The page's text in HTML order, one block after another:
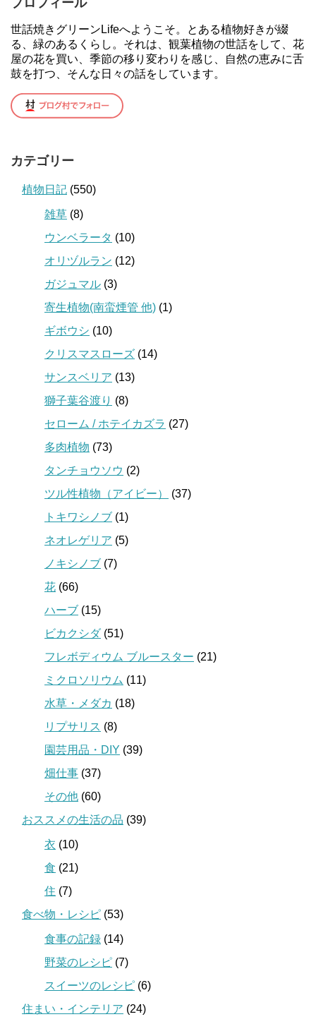
プロフィール
世話焼きグリーンLifeへようこそ。とある植物好きが綴
る、緑のあるくらし。それは、観葉植物の世話をして、花
屋の花を買い、季節の移り変わりを感じ、自然の恵みに舌
鼓を打つ、そんな日々の話をしています。
カテゴリー
植物日記 (550)
雑草 (8)
ウンベラータ (10)
オリヅルラン (12)
ガジュマル (3)
寄生植物(南蛮煙管 他) (1)
ギボウシ (10)
クリスマスローズ (14)
サンスベリア (13)
獅子葉谷渡り (8)
セローム / ホテイカズラ (27)
多肉植物 (73)
タンチョウソウ (2)
ツル性植物（アイビー）
(37)
トキワシノブ (1)
ネオレゲリア (5)
ノキシノブ (7)
花 (66)
ハーブ (15)
ビカクシダ(51)
フレボディウム ブルースター (21)
ミクロソリウム (11)
水草・メダカ (18)
リプサリス (8)
園芸用品・DIY (39)
畑仕事 (37)
その他 (60)
おススメの生活の品 (39)
衣 (10)
食 (21)
住 (7)
食べ物・レシピ (53)
食事の記録 (14)
野菜のレシピ (7)
スイーツのレシピ (6)
住まい・インテリア (24)